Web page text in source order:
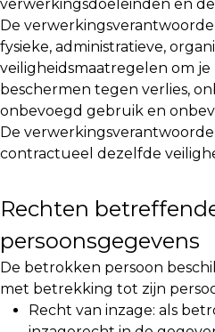
verwerkingsdoeleinden en
De
fysieke, administratieve,
veiligheidsmaatregelen om
beschermen tegen verlies,
onbevoegd gebruik en
De
contractueel dezelfde
Rechten
persoonsgegevens
De betrokken persoon
met betrekking tot zijn
Recht van inzage: als